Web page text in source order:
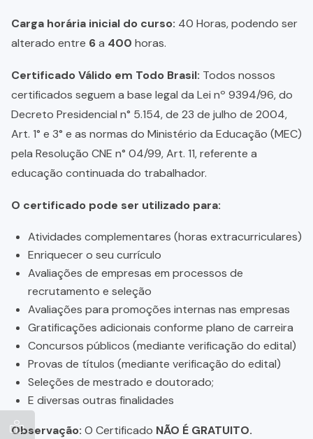
Carga horária inicial do curso: 40 Horas, podendo ser
alterado entre 6a 400 horas.
Certificado Válido em Todo Brasil: Todos nossos
certificados seguem a base legal da Lei nº 9394/96, do
Decreto Presidencial n° 5.154, de 23 de julho de 2004,
Art. 1° e 3° e as normas do Ministério da Educação (MEC)
pela Resolução CNE n° 04/99, Art. 11, referente a
educação continuada do trabalhador.
O certificado pode ser utilizado para:
Atividades complementares (horas extracurriculares)
Enriquecer o seu currículo
Avaliações de empresas em processos de
recrutamento e seleção
Avaliações para promoções internas nas empresas
Gratificações adicionais conforme plano de carreira
Concursos públicos (mediante verificação do edital)
Provas de títulos (mediante verificação do edital)
Seleções de mestrado e doutorado;
E diversas outras finalidades
Observação: O Certificado NÃO É GRATUITO.